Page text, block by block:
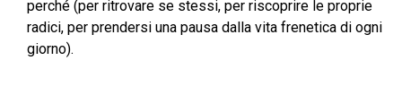
perché (per ritrovare se stessi, per riscoprire le proprie
radici, per prendersi una pausa dalla vita frenetica di ogni
giorno).